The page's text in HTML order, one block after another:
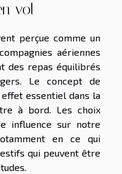
vol
perçue comme un
aériennes
des repas équilibrés
Le concept de
essentiel dans la
à bord. Les choix
influence sur notre
en ce qui
qui peuvent être